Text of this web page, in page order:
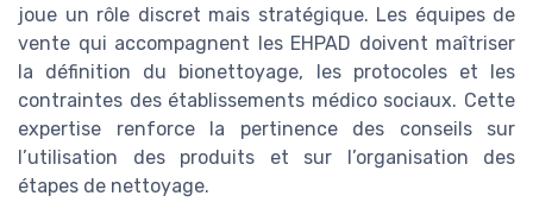
joue un rôle discret mais stratégique. Les équipes de
vente qui accompagnent les EHPAD doivent maîtriser
la définition du bionettoyage, les protocoles et les
contraintes des établissements médico sociaux. Cette
expertise renforce la pertinence des conseils sur
l’utilisation des produits et sur l’organisation des
étapes de nettoyage.